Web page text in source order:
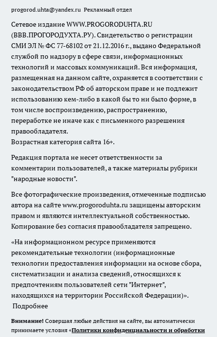
progorod.uhta@yandex.ru Рекламный отдел
Сетевое издание WWW.PROGORODUHTA.RU
(ВВВ.ПРОГОРОДУХТА.РУ). Свидетельство о регистрации
СМИ ЭЛ № ФС 77-68102 от 21.12.2016 г., выдано Федеральной
службой по надзору в сфере связи, информационных
технологий и массовых коммуникаций. Вся информация,
размещенная на данном сайте, охраняется в соответствии с
законодательством РФ об авторском праве и не подлежит
использованию кем-либо в какой бы то ни было форме, в
том числе воспроизведению, распространению,
переработке не иначе как с письменного разрешения
правообладателя.
Возрастная категория сайта 16+.
Редакция портала не несет ответственности за
комментарии пользователей, а также материалы рубрики
"народные новости".
Все фотографические произведения, отмеченные подписью
автора на сайте www.progoroduhta.ru защищены авторским
правом и являются интеллектуальной собственностью.
Копирование без согласия правообладателя запрещено.
«На информационном ресурсе применяются
рекомендательные технологии (информационные
технологии предоставления информации на основе сбора,
систематизации и анализа сведений, относящихся к
предпочтениям пользователей сети "Интернет",
находящихся на территории Российской Федерации)».
Подробнее
Внимание! Совершая любые действия на сайте, вы автоматически
принимаете условия «Политики конфиденциальности и обработки